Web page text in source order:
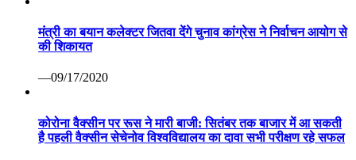
मंत्री का बयान कलेक्टर जितवा देंगे चुनाव कांग्रेस ने निर्वाचन आयोग से
की शिकायत
—09/17/2020
कोरोना वैक्सीन पर रूस ने मारी बाजी: सितंबर तक बाजार में आ सकती
है पहली वैक्सीन सेचेनोव विश्वविद्यालय का दावा सभी परीक्षण रहे सफल